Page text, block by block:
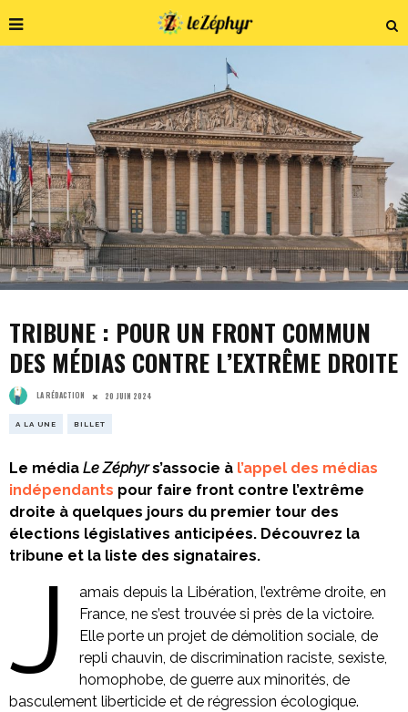
TRIBUNE : POUR UN FRONT COMMUN
DES MÉDIAS CONTRE L’EXTRÊME DROITE
LA RÉDACTION 20 JUIN 2024
A LA UNE BILLET
Le média Le Zéphyrs’associe à l’appel des médias
indépendants pour faire front contre l’extrême
droite à quelques jours du premier tour des
élections législatives anticipées. Découvrez la
tribune et la liste des signataires.
J
amais depuis la Libération, l’extrême droite, en
France, ne s’est trouvée si près de la victoire.
Elle porte un projet de démolition sociale, de
repli chauvin, de discrimination raciste, sexiste,
homophobe, de guerre aux minorités, de
basculement liberticide et de régression écologique.